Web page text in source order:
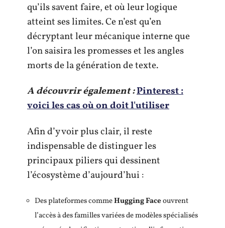
qu’ils savent faire, et où leur logique
atteint ses limites. Ce n’est qu’en
décryptant leur mécanique interne que
l’on saisira les promesses et les angles
morts de la génération de texte.
A découvrir également :Pinterest :
voici les cas où on doit l'utiliser
Afin d’y voir plus clair, il reste
indispensable de distinguer les
principaux piliers qui dessinent
l’écosystème d’aujourd’hui :
Des plateformes commeHugging Faceouvrent
l’accès à des familles variées de modèles spécialisés